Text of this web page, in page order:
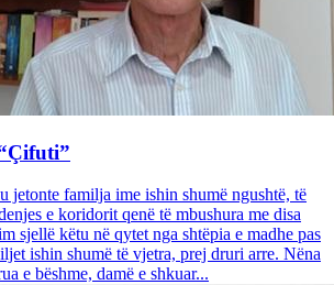
jetonte familja ime ishin shumë ngushtë, të
e koridorit qenë të mbushura me disa
sjellë këtu në qytet nga shtëpia e madhe pas
ishin shumë të vjetra, prej druri arre. Nëna
e bëshme, damë e shkuar...